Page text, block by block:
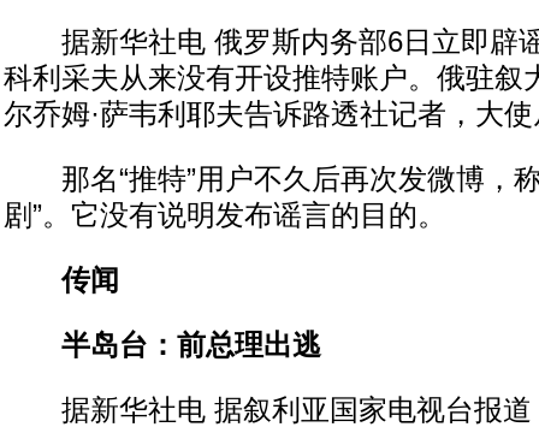
据新华社电 俄罗斯内务部6日立即辟
科利采夫从来没有开设推特账户。俄驻叙
尔乔姆·萨韦利耶夫告诉路透社记者，大
那名“推特”用户不久后再次发微博，
剧”。它没有说明发布谣言的目的。
传闻
半岛台：前总理出逃
据新华社电 据叙利亚国家电视台报道